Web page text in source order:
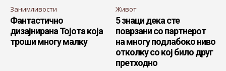
Занимливости
Фантастично
дизајнирана Тојота која
троши многу малку
Живот
5 знаци дека сте
поврзани со партнерот
на многу подлабоко ниво
отколку со кој било друг
претходно